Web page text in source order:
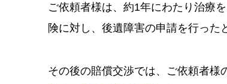
ご依頼者様は、約1年にわたり治療
険に対し、後遺障害の申請を行った
その後の賠償交渉では、ご依頼者様